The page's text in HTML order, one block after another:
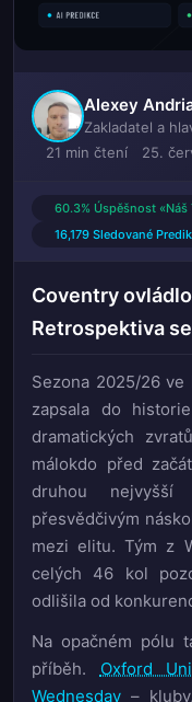
Alexey
Zakladatel a
21 min čtení
25.
60.3% Úspěšnost «Náš
16,179 Sledované
Coventry
Retrospektiva
Sezona 2025/26 ve
zapsala do
dramatických
málokdo před
druhou
přesvědčivým
mezi elitu. Tým z
celých 46 kol
odlišila od
Na opačném pólu
příběh. Oxford
Wednesday –